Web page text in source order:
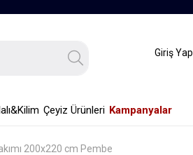
Giriş Yap
Çeyiz Ürünleri Kampanyalar
200x220 cm Pembe